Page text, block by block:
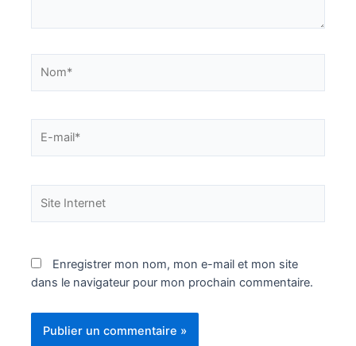
mail*
Internet
Enregistrer mon nom, mon e-mail et mon site
dans le navigateur pour mon prochain commentaire.